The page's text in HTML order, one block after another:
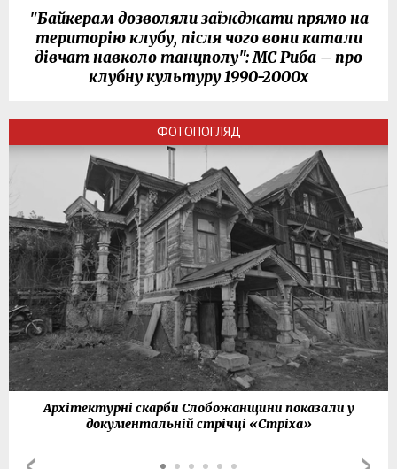
"Байкерам дозволяли заїжджати прямо на
територію клубу, після чого вони катали
дівчат навколо танцполу": МС Риба – про
клубну культуру 1990-2000х
ФОТОПОГЛЯД
Архітектурні скарби Слобожанщини показали у
документальній стрічці «Стріха»